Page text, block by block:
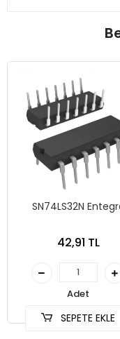
SN74LS32N
42,91 TL
Adet
SEPETE EKLE